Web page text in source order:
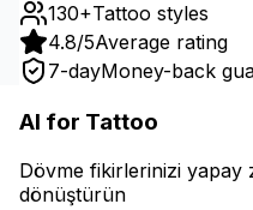
130+Tattoo styles
4.8/5Average rating
7-dayMoney-back
AI for Tattoo
Dövme fikirlerinizi yapay
dönüştürün